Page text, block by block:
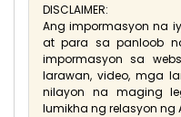
DISCLAIMER:
Ang impormasyon na
at para sa panloob
impormasyon sa
larawan, video, mga
nilayon na maging
lumikha ng relasyon ng